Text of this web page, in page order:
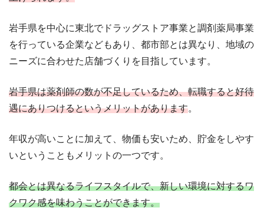
岩手県を中心に東北でドラッグストア事業と調剤薬局事業
を行っている企業などもあり、都市部とは異なり、地域の
ニーズに合わせた店舗づくりを目指しています。
岩手県は薬剤師の数が不足しているため、転職すると好待
遇にありつけるというメリットがあります。
年収が高いことに加えて、物価も安いため、貯金をしやす
いということもメリットの一つです。
都会とは異なるライフスタイルで、新しい環境に対するワ
クワク感を味わうことができます。